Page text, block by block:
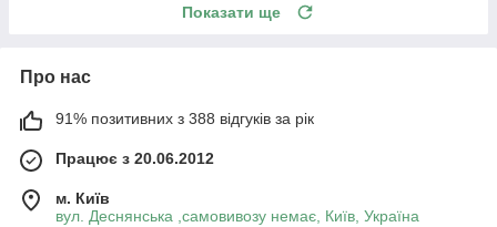
Показати ще
Про нас
91% позитивних з 388 відгуків за рік
Працює з 20.06.2012
м. Київ
вул. Деснянська ,самовивозу немає, Київ, Україна